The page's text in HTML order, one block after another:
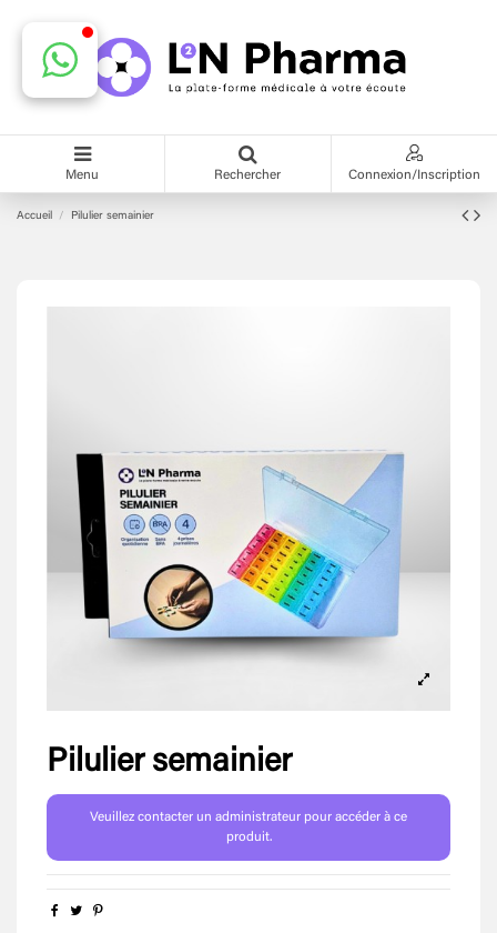
Menu Rechercher Connexion/Inscription
Accueil Pilulier semainier
Pilulier semainier
Veuillez contacter un administrateur pour accéder à ce
produit.